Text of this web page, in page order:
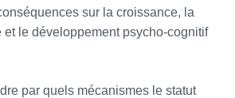
sur la croissance, la
et le développement psycho-cognitif
par quels mécanismes le statut